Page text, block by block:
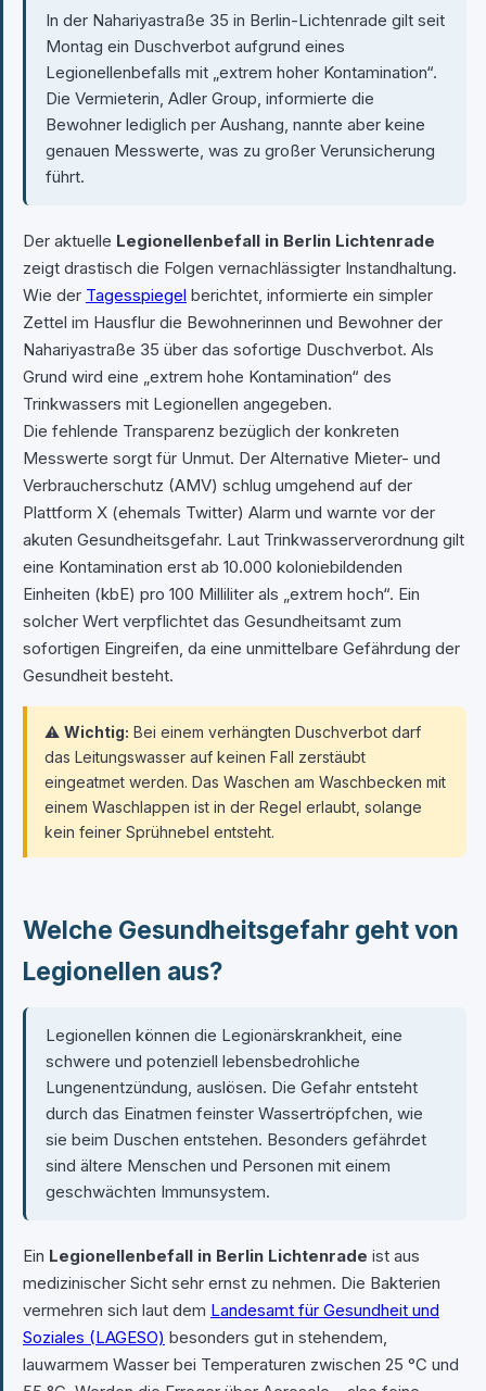
In der Nahariyastraße 35 in Berlin-Lichtenrade gilt seit
Montag ein Duschverbot aufgrund eines
Legionellenbefalls mit „extrem hoher Kontamination“.
Die Vermieterin, Adler Group, informierte die
Bewohner lediglich per Aushang, nannte aber keine
genauen Messwerte, was zu großer Verunsicherung
führt.
Der aktuelle Legionellenbefall in Berlin Lichtenrade
zeigt drastisch die Folgen vernachlässigter Instandhaltung.
Wie der Tagesspiegel berichtet, informierte ein simpler
Zettel im Hausflur die Bewohnerinnen und Bewohner der
Nahariyastraße 35 über das sofortige Duschverbot. Als
Grund wird eine „extrem hohe Kontamination“ des
Trinkwassers mit Legionellen angegeben.
Die fehlende Transparenz bezüglich der konkreten
Messwerte sorgt für Unmut. Der Alternative Mieter- und
Verbraucherschutz (AMV) schlug umgehend auf der
Plattform X (ehemals Twitter) Alarm und warnte vor der
akuten Gesundheitsgefahr. Laut Trinkwasserverordnung gilt
eine Kontamination erst ab 10.000 koloniebildenden
Einheiten (kbE) pro 100 Milliliter als „extrem hoch“. Ein
solcher Wert verpflichtet das Gesundheitsamt zum
sofortigen Eingreifen, da eine unmittelbare Gefährdung der
Gesundheit besteht.
⚠️ Wichtig: Bei einem verhängten Duschverbot darf
das Leitungswasser auf keinen Fall zerstäubt
eingeatmet werden. Das Waschen am Waschbecken mit
einem Waschlappen ist in der Regel erlaubt, solange
kein feiner Sprühnebel entsteht.
Welche Gesundheitsgefahr geht von
Legionellen aus?
Legionellen können die Legionärskrankheit, eine
schwere und potenziell lebensbedrohliche
Lungenentzündung, auslösen. Die Gefahr entsteht
durch das Einatmen feinster Wassertröpfchen, wie
sie beim Duschen entstehen. Besonders gefährdet
sind ältere Menschen und Personen mit einem
geschwächten Immunsystem.
Ein Legionellenbefall in Berlin Lichtenrade ist aus
medizinischer Sicht sehr ernst zu nehmen. Die Bakterien
vermehren sich laut dem Landesamt für Gesundheit und
Soziales (LAGESO) besonders gut in stehendem,
lauwarmem Wasser bei Temperaturen zwischen 25 °C und